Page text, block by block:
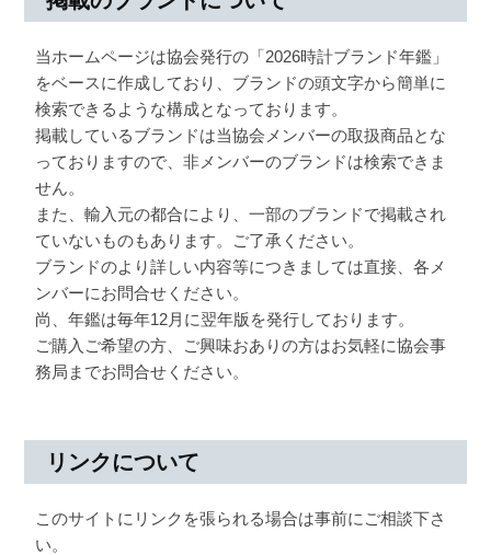
当ホームページは協会発行の「2026時計ブランド年鑑」
をベースに作成しており、ブランドの頭文字から簡単に
検索できるような構成となっております。
掲載しているブランドは当協会メンバーの取扱商品とな
っておりますので、非メンバーのブランドは検索できま
せん。
また、輸入元の都合により、一部のブランドで掲載され
ていないものもあります。ご了承ください。
ブランドのより詳しい内容等につきましては直接、各メ
ンバーにお問合せください。
尚、年鑑は毎年12月に翌年版を発行しております。
ご購入ご希望の方、ご興味おありの方はお気軽に協会事
務局までお問合せください。
リンクについて
このサイトにリンクを張られる場合は事前にご相談下さ
い。